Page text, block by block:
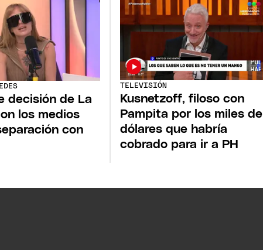
decisión de La
los medios
con
TELEVISIÓN
Kusnetzoff, filoso con
Pampita por los miles de
dólares que habría
cobrado para ir a PH